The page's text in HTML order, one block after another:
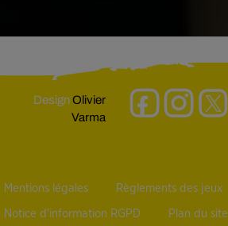
DesignOlivier
Varma
Mentions légales Règlements des jeux
Notice d’information RGPD Plan du site